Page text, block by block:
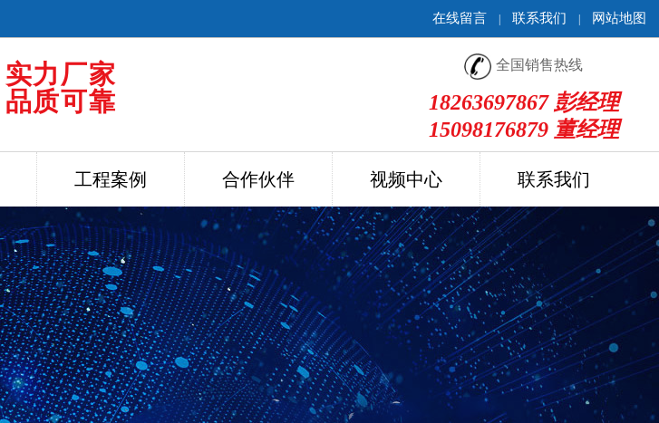
在线留言 联系我们 网站地图
实力厂家
品质可靠
全国销售热线
18263697867 彭经理
15098176879 董经理
工程案例 合作伙伴 视频中心 联系我们